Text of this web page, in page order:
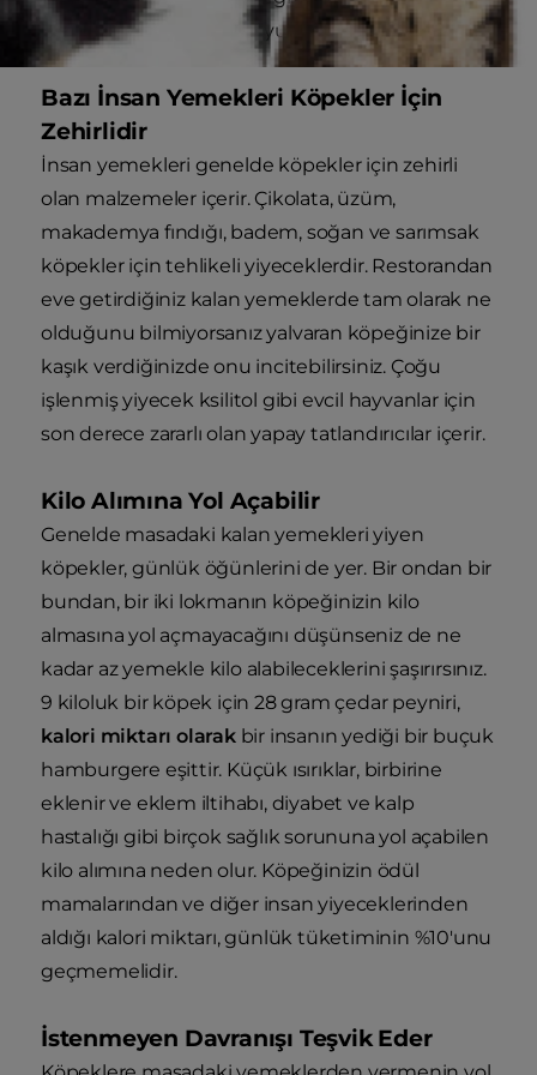
olabilecek miktarda sodyum içerir.
Bazı İnsan Yemekleri Köpekler İçin
Zehirlidir
İnsan yemekleri genelde köpekler için zehirli
olan malzemeler içerir. Çikolata, üzüm,
makademya fındığı, badem, soğan ve sarımsak
köpekler için tehlikeli yiyeceklerdir. Restorandan
eve getirdiğiniz kalan yemeklerde tam olarak ne
olduğunu bilmiyorsanız yalvaran köpeğinize bir
kaşık verdiğinizde onu incitebilirsiniz. Çoğu
işlenmiş yiyecek ksilitol gibi evcil hayvanlar için
son derece zararlı olan yapay tatlandırıcılar içerir.
Kilo Alımına Yol Açabilir
Genelde masadaki kalan yemekleri yiyen
köpekler, günlük öğünlerini de yer. Bir ondan bir
bundan, bir iki lokmanın köpeğinizin kilo
almasına yol açmayacağını düşünseniz de ne
kadar az yemekle kilo alabileceklerini şaşırırsınız.
9 kiloluk bir köpek için 28 gram çedar peyniri,
kalori miktarı olarakbir insanın yediği bir buçuk
hamburgere eşittir. Küçük ısırıklar, birbirine
eklenir ve eklem iltihabı, diyabet ve kalp
hastalığı gibi birçok sağlık sorununa yol açabilen
kilo alımına neden olur. Köpeğinizin ödül
mamalarından ve diğer insan yiyeceklerinden
aldığı kalori miktarı, günlük tüketiminin %10'unu
geçmemelidir.
İstenmeyen Davranışı Teşvik Eder